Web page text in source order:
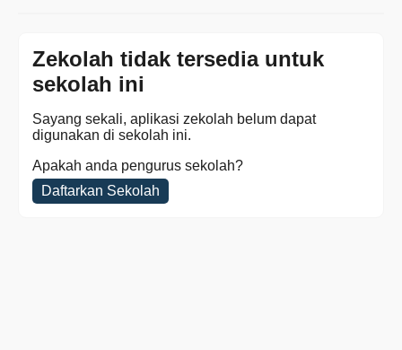
Zekolah tidak tersedia untuk
sekolah ini
Sayang sekali, aplikasi zekolah belum dapat
digunakan di sekolah ini.
Apakah anda pengurus sekolah?
Daftarkan Sekolah